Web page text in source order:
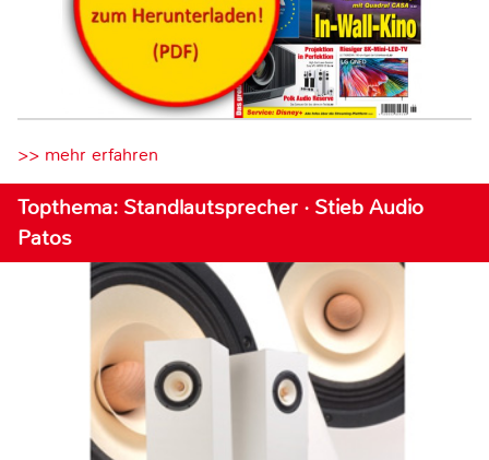
>> mehr erfahren
Topthema: Standlautsprecher · Stieb Audio
Patos